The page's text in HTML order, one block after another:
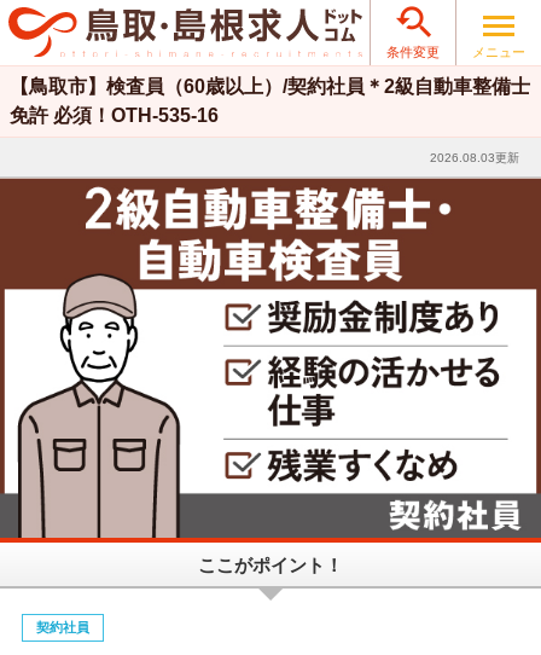

条件変更 メニュー
【鳥取市】検査員（60歳以上）/契約社員＊2級自動車整備士
免許 必須！OTH-535-16
2026.08.03更新
ここがポイント！
契約社員